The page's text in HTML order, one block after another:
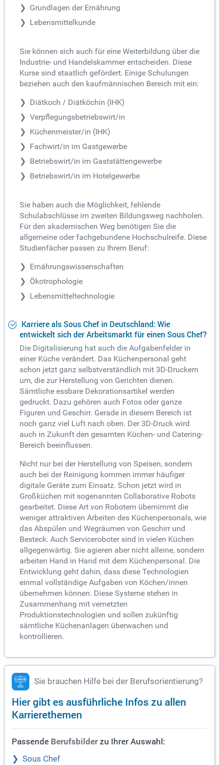
Grundlagen der Ernährung
Lebensmittelkunde
Sie können sich auch für eine Weiterbildung über die
Industrie- und Handelskammer entscheiden. Diese
Kurse sind staatlich gefördert. Einige Schulungen
beziehen auch den kaufmännischen Bereich mit ein:
Diätkoch / Diätköchin (IHK)
Verpflegungsbetriebswirt/in
Küchenmeister/in (IHK)
Fachwirt/in im Gastgewerbe
Betriebswirt/in im Gaststättengewerbe
Betriebswirt/in im Hotelgewerbe
Sie haben auch die Möglichkeit, fehlende
Schulabschlüsse im zweiten Bildungsweg nachholen.
Für den akademischen Weg benötigen Sie die
allgemeine oder fachgebundene Hochschulreife. Diese
Studienfächer passen zu Ihrem Beruf:
Ernährungswissenschaften
Ökotrophologie
Lebensmitteltechnologie
Karriere als Sous Chef in Deutschland: Wie
entwickelt sich der Arbeitsmarkt für einen Sous Chef?
Die Digitalisierung hat auch die Aufgabenfelder in
einer Küche verändert. Das Küchenpersonal geht
schon jetzt ganz selbstverständlich mit 3D-Druckern
um, die zur Herstellung von Gerichten dienen.
Sämtliche essbare Dekorationsartikel werden
gedruckt. Dazu gehören auch Fotos oder ganze
Figuren und Geschirr. Gerade in diesem Bereich ist
noch ganz viel Luft nach oben. Der 3D-Druck wird
auch in Zukunft den gesamten Küchen- und Catering-
Bereich beeinflussen.
Nicht nur bei der Herstellung von Speisen, sondern
auch bei der Reinigung kommen immer häufiger
digitale Geräte zum Einsatz. Schon jetzt wird in
Großküchen mit sogenannten Collaborative Robots
gearbeitet. Diese Art von Robotern übernimmt die
weniger attraktiven Arbeiten des Küchenpersonals, wie
das Abspülen und Wegräumen von Geschirr und
Besteck. Auch Serviceroboter sind in vielen Küchen
allgegenwärtig. Sie agieren aber nicht alleine, sondern
arbeiten Hand in Hand mit dem Küchenpersonal. Die
Entwicklung geht dahin, dass diese Technologien
einmal vollständige Aufgaben von Köchen/innen
übernehmen können. Diese Systeme stehen in
Zusammenhang mit vernetzten
Produktionstechnologien und sollen zukünftig
sämtliche Küchenanlagen überwachen und
kontrollieren.
Sie brauchen Hilfe bei der Berufsorientierung?
Hier gibt es ausführliche Infos zu allen
Karrierethemen
Passende Berufsbilder zu Ihrer Auswahl:
Sous Chef